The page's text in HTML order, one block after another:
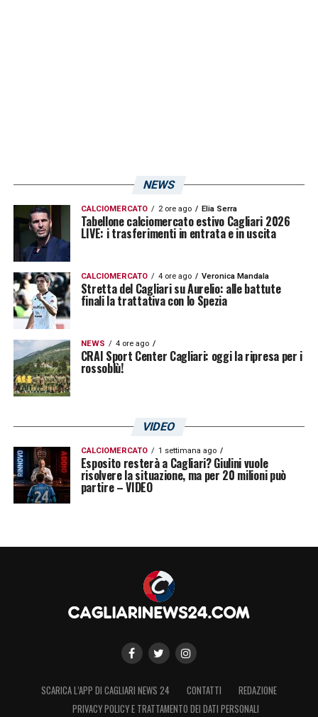
NEWS
CALCIOMERCATO 2 ore ago Elia Serra
Tabellone calciomercato estivo Cagliari 2026
LIVE: i trasferimenti in entrata e in uscita
CALCIOMERCATO 4 ore ago Veronica Mandala
Stretta del Cagliari su Aurelio: alle battute
finali la trattativa con lo Spezia
NEWS 4 ore ago
CRAI Sport Center Cagliari: oggi la ripresa per i
rossoblù!
VIDEO
CALCIOMERCATO 1 settimana ago
Esposito resterà a Cagliari? Giulini vuole
risolvere la situazione, ma per 20 milioni può
partire – VIDEO
SCARICA L’APP DI CAGLIARI NEWS 24 CONTATTI
REDAZIONE
PRIVACY POLICY E TRATTAMENTO DEI DATI PERSONALI